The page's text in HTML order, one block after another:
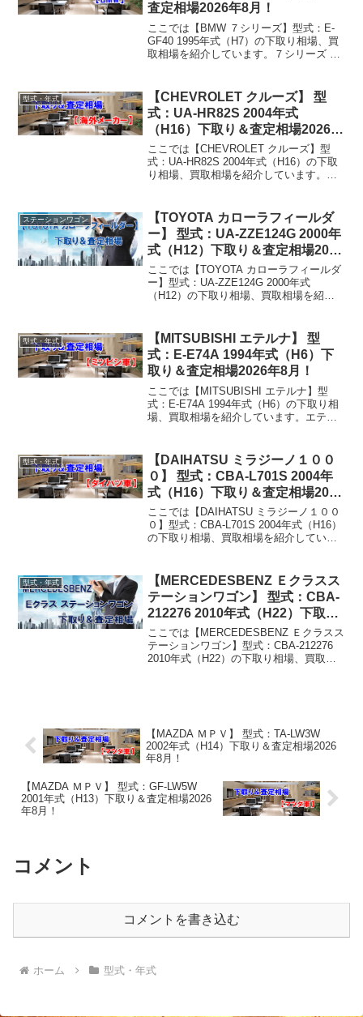
査定相場2026年8月！
ここでは【BMW ７シリーズ】型式：E-
GF40 1995年式（H7）の下取り相場、買
取相場を紹介しています。７シリーズ E-
買取り相場：マイナス1万円～...
型式・年式
【CHEVROLET クルーズ】 型
式：UA-HR82S 2004年式
（H16）下取り＆査定相場2026年
8月！
ここでは【CHEVROLET クルーズ】型
式：UA-HR82S 2004年式（H16）の下取
り相場、買取相場を紹介しています。ク
万円～17万円買取り相...
ステーションワゴン
【TOYOTA カローラフィールダ
ー】 型式：UA-ZZE124G 2000年
式（H12）下取り＆査定相場2026
年8月！
ここでは【TOYOTA カローラフィールダ
ー】型式：UA-ZZE124G 2000年式
（H12）の下取り相場、買取相場を紹介
買取相場下取り相場：マイナ...
型式・年式
【MITSUBISHI エテルナ】 型
式：E-E74A 1994年式（H6）下
取り＆査定相場2026年8月！
ここでは【MITSUBISHI エテルナ】型
式：E-E74A 1994年式（H6）の下取り相
場、買取相場を紹介しています。エテル
万円買取り相場：マイナス...
型式・年式
【DAIHATSU ミラジーノ１００
０】 型式：CBA-L701S 2004年
式（H16）下取り＆査定相場2026
年8月！
ここでは【DAIHATSU ミラジーノ１００
０】型式：CBA-L701S 2004年式（H16）
の下取り相場、買取相場を紹介していま
下取り相場：マイナス1...
型式・年式
【MERCEDESBENZ Ｅクラスス
テーションワゴン】 型式：CBA-
212276 2010年式（H22）下取り
＆査定相場2026年8月！
ここでは【MERCEDESBENZ Ｅクラスス
テーションワゴン】型式：CBA-212276
2010年式（H22）の下取り相場、買取相
【MAZDA ＭＰＶ】 型式：TA-LW3W
2002年式（H14）下取り＆査定相場2026
年8月！
【MAZDA ＭＰＶ】 型式：GF-LW5W
2001年式（H13）下取り＆査定相場2026
年8月！
コメント
コメントを書き込む
ホーム 型式・年式